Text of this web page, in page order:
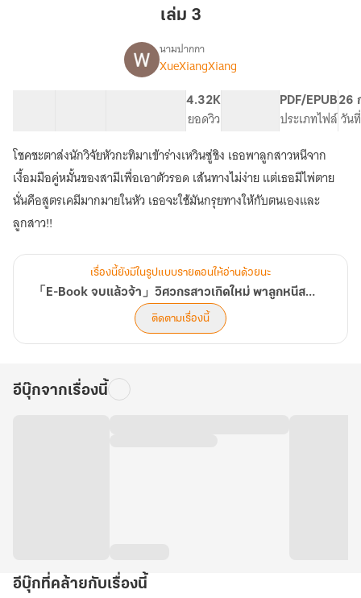
ยุค
80
เล่ม
3
เล่ม 3
เรื่อง「E-
จบ
แล้ว
จ้า」
วิศวกร
สาว
เกิด
ใหม่
สามี
ไร้
ใจ
ยุค
80
นามปากกา
XueXiangXiang
4.32K
ยอดวิว
PDF/EPUB
ประเภทไฟล์
26
วัน
โชคชะตาส่งนักวิจัยหัวกะทิมาเข้าร่างเหวินซู่ชิง เธอพาลูกสาวหนีจาก
เงื้อมมือคู่หมั้นของสามีเพื่อเอาตัวรอด เส้นทางไม่ง่าย แต่เธอมีไพ่ตาย
นั่นคือสูตรเคมีมากมายในหัว เธอจะใช้มันกรุยทางให้กับตนเองและ
ลูกสาว!!
เรื่องนี้ยังมีในรูปแบบรายตอนให้อ่านด้วยนะ
「E-Book จบแล้วจ้า」วิศวกรสาวเกิดใหม่ พาลูกหนีสามีไร้ใจ ยุค 80
ติดตามเรื่องนี้
อีบุ๊กจากเรื่องนี้
อีบุ๊กที่คล้ายกับเรื่องนี้